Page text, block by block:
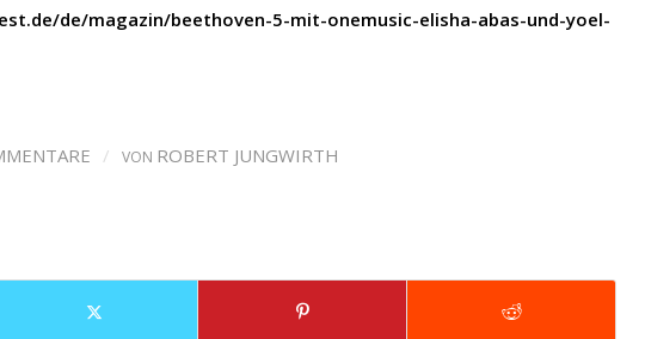
de/magazin/beethoven-5-mit-onemusic-elisha-abas-und-yoel-
/ VON ROBERT JUNGWIRTH